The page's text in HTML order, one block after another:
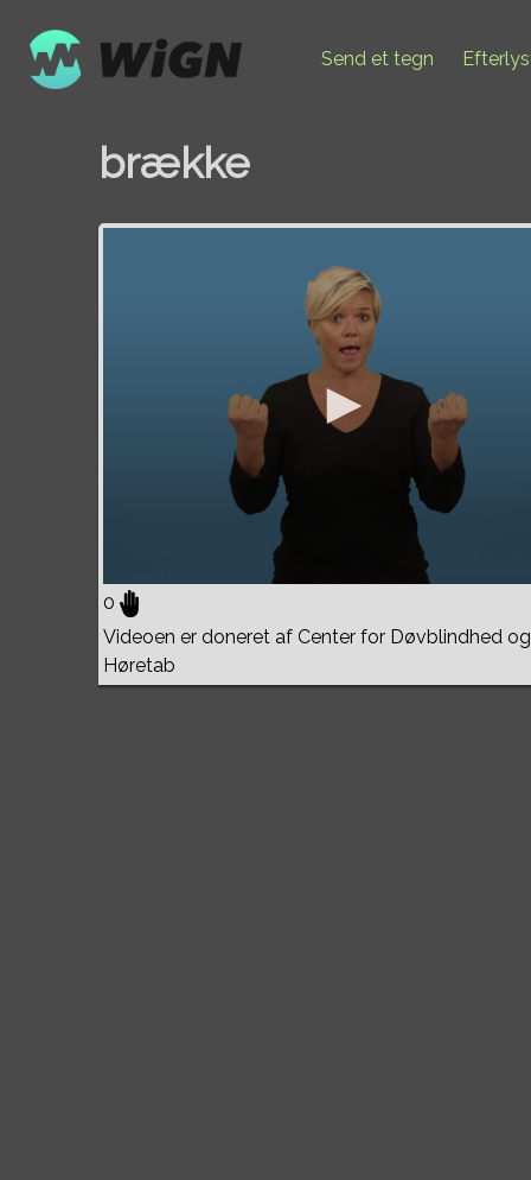
Send et tegn
brække
0
Videoen er doneret af Center for Døvblindhed og
Høretab